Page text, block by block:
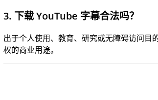
3. 下载 YouTube 字幕合法吗？
出于个人使用、教育、研究或无障碍访问目
权的商业用途。